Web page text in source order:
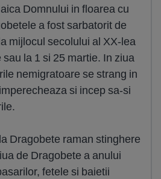
Domnului in floarea cu
a fost sarbatorit de
mijlocul secolului al XX-lea
la 1 si 25 martie. In ziua
nemigratoare se strang in
si incep sa-si
Dragobete raman stinghere
de Dragobete a anului
fetele si baietii